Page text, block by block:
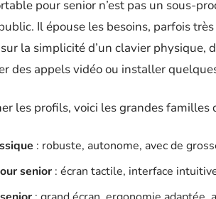
pour senior n’est pas un sous-
Il épouse les besoins, parfois
la simplicité d’un clavier physique,
des appels vidéo ou installer
les profils, voici les grandes familles
: robuste, autonome, avec de
senior : écran tactile, interface